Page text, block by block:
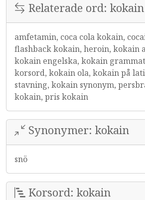
Relaterade ord: kokain
amfetamin, coca cola kokain,
flashback kokain, heroin, kokain
kokain engelska, kokain
korsord, kokain ola, kokain på
stavning, kokain synonym,
kokain, pris kokain
Synonymer: kokain
snö
Korsord: kokain